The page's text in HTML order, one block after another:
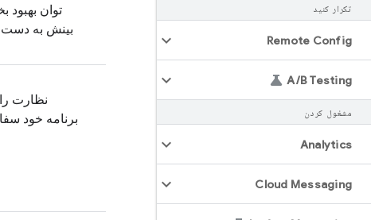
تکرار کنید
Remote Config
A/B Testing
مشغول کردن
Analytics
Cloud Messaging
توان بهبود
بینش به دست
نظارت
برنامه خود